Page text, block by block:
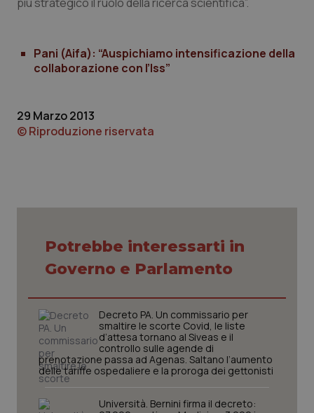
Lombardia
Marche
Piemonte
Sardegna
Sicilia
Toscana
Umbria
Dolore
Donna & Salute
HIV
Malattia di Crohn & Rettocolite Ulcerosa
Neuroscienze & patologie neurodegenerative
Obesità
Oftalmologia
Pani (Aifa): “Auspichiamo intensificazione della
collaborazione con l’Iss”
29 Marzo 2013
© Riproduzione riservata
Potrebbe interessarti in
Governo e Parlamento
Decreto PA. Un commissario per
smaltire le scorte Covid, le liste
d’attesa tornano al Siveas e il
controllo sulle agende di
prenotazione passa ad Agenas. Saltano l’aumento
delle tariffe ospedaliere e la proroga dei gettonisti
Università. Bernini firma il decreto: